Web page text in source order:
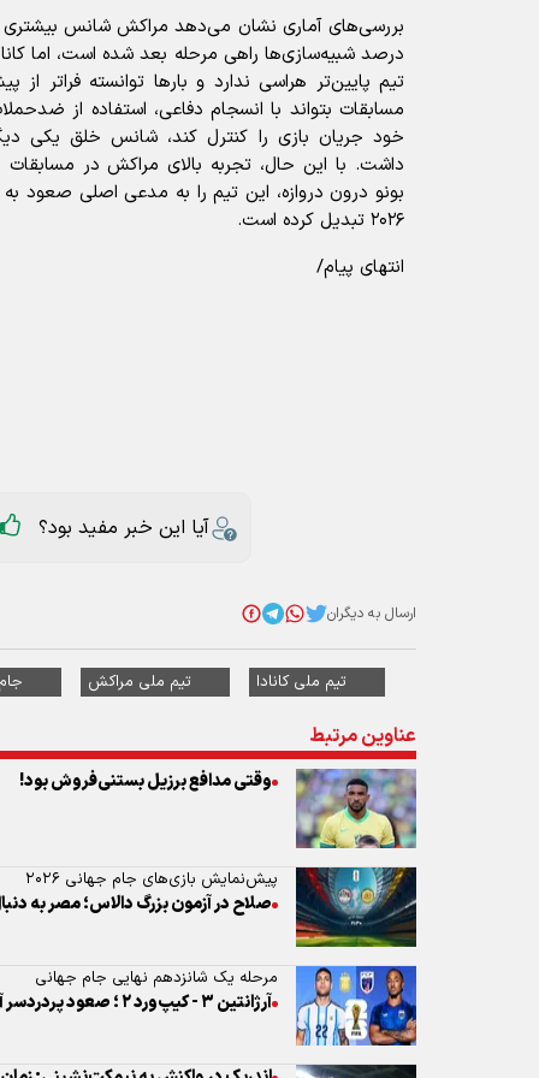
درصد شبیه‌سازی‌ها راهی مرحله بعد شده است، اما
تیم پایین‌تر هراسی ندارد و بارها توانسته فراتر
مسابقات بتواند با انسجام دفاعی، استفاده از
خود جریان بازی را کنترل کند، شانس خلق یکی
داشت. با این حال، تجربه بالای مراکش در
بونو درون دروازه، این تیم را به مدعی اصلی
۲۰۲۶ تبدیل کرده است.
انتهای پیام/
تیم ملی مراکش
وقتی مدافع برزیل بستنی‌فروش بود!
صلاح در آزمون بزرگ دالاس؛ مصر به دنبال
اندریک در واکنش به نیمکت‌نشینی:
پیروزی آلبی‌سلسته مقابل پدیده جام